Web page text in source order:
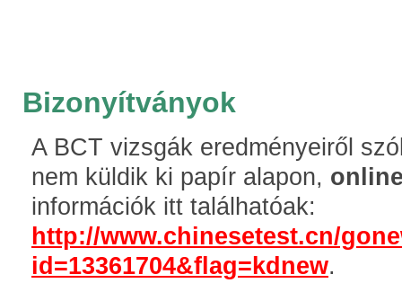
Bizonyítványok
A BCT vizsgák eredményeiről
nem küldik ki papír alapon,
információk itt találhatóak:
http://www.chinesetest.cn/
id=13361704&flag=kdnew.